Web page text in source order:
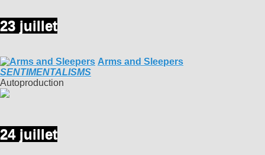
23 juillet
Arms and Sleepers
SENTIMENTALISMS
Autoproduction
24 juillet